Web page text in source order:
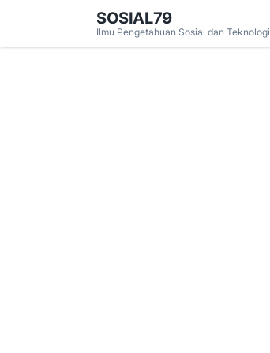
SOSIAL79
Ilmu Pengetahuan Sosial dan Teknologi